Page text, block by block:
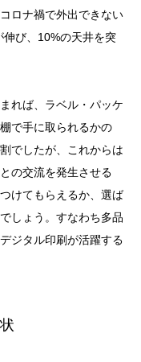
ロナ禍で外出できない
び、10%の天井を突
れば、ラベル・パッケ
で手に取られるかの
でしたが、これからは
の交流を発生させる
けてもらえるか、選ば
しょう。すなわち多品
ジタル印刷が活躍する